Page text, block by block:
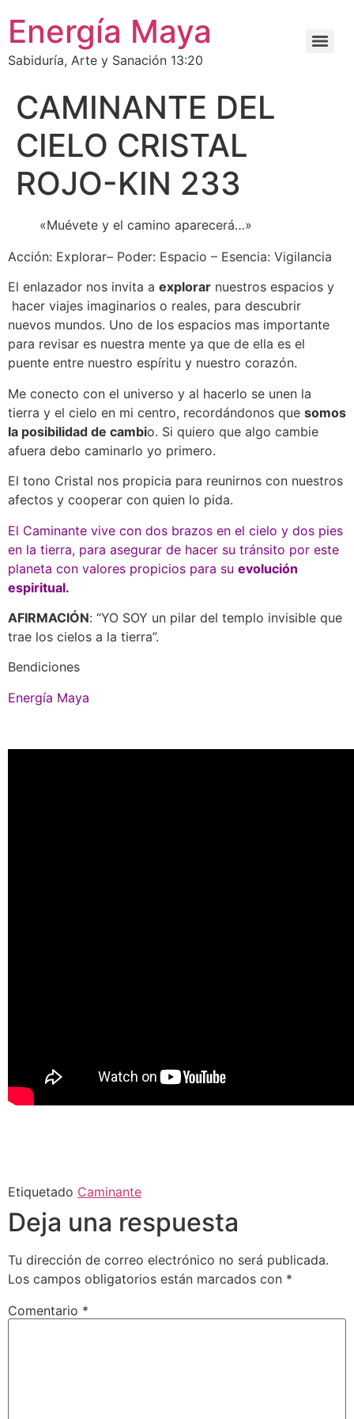
Energía Maya
Sabiduría, Arte y Sanación 13:20
CAMINANTE DEL
CIELO CRISTAL
ROJO-KIN 233
«Muévete y el camino aparecerá…»
Acción: Explorar– Poder: Espacio – Esencia: Vigilancia
El enlazador nos invita a explorar nuestros espacios y
hacer viajes imaginarios o reales, para descubrir
nuevos mundos. Uno de los espacios mas importante
para revisar es nuestra mente ya que de ella es el
puente entre nuestro espíritu y nuestro corazón.
Me conecto con el universo y al hacerlo se unen la
tierra y el cielo en mi centro, recordándonos que somos
la posibilidad de cambio. Si quiero que algo cambie
afuera debo caminarlo yo primero.
El tono Cristal nos propicia para reunirnos con nuestros
afectos y cooperar con quien lo pida.
El Caminante vive con dos brazos en el cielo y dos pies
en la tierra, para asegurar de hacer su tránsito por este
planeta con valores propicios para su evolución
espiritual.
AFIRMACIÓN: “YO SOY un pilar del templo invisible que
trae los cielos a la tierra”.
Bendiciones
Energía Maya
Etiquetado Caminante
Deja una respuesta
Tu dirección de correo electrónico no será publicada.
Los campos obligatorios están marcados con *
Comentario *